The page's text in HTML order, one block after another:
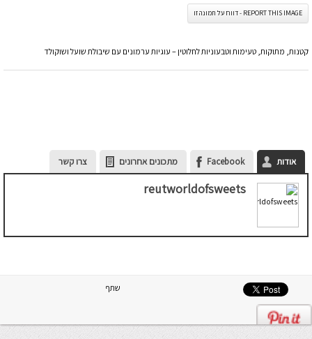
REPORT THIS IMAGE - דווח על תמונה זו
קטנות, מתוקות, טעימות וטבעוניות לחלוטין – עוגיות ערמונים עם שיבולת שועל ושוקולד
אודות Facebook מתכונים אחרונים צרו קשר
reutworldofsweets
שתף